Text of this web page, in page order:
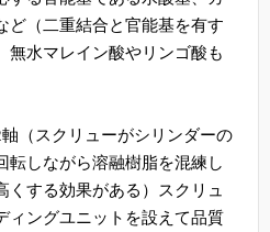
ど（二重結合と官能基を有す
無水マレイン酸やリンゴ酸も
軸（スクリューがシリンダーの
転しながら溶融樹脂を混練し
くする効果がある）スクリュ
ィングユニットを設えて品質